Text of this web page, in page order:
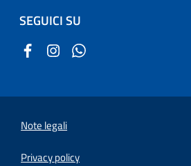
SEGUICI SU
Note legali
Privacy policy